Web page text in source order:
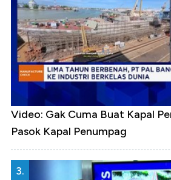
Video: Gak Cuma Buat Kapal
Pasok Kapal Penumpag
3.